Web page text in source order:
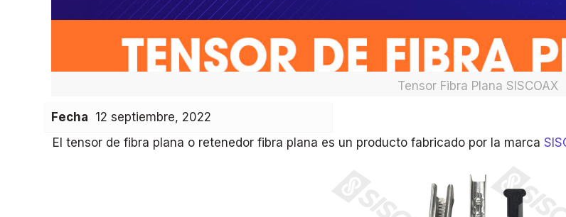
Tensor Fibra Plana SISCOAX
Fecha 12 septiembre, 2022
El tensor de fibra plana o retenedor fibra plana es un producto fabricado por la marca